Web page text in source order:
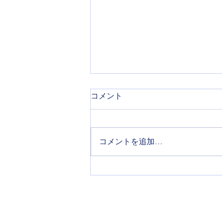
共同システム開発
コメント
コメントを追加…